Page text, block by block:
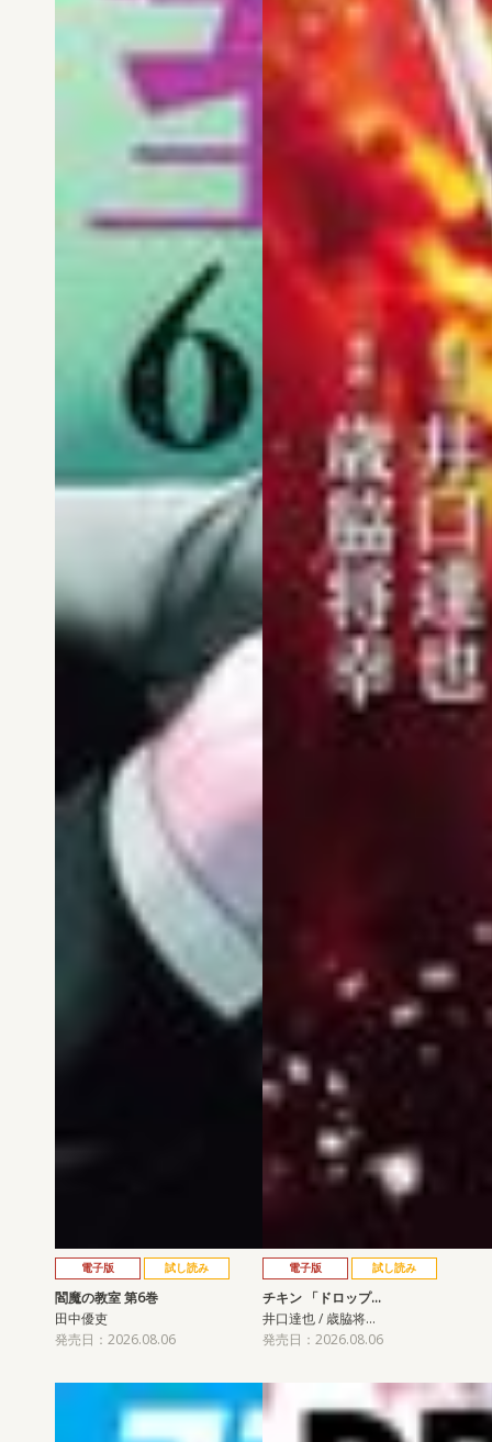
電子版 試し読み
閻魔の教室 第6巻
田中優吏
発売日：2026.08.06
電子版 試し読み
チキン 「ドロップ…
井口達也 / 歳脇将…
発売日：2026.08.06